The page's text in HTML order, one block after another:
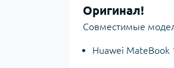
Оригинал!
Совместимые
Huawei MateBook